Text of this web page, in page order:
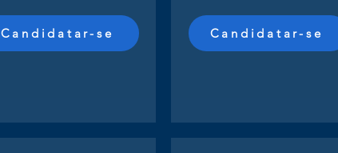
Candidatar-se Candidatar-se